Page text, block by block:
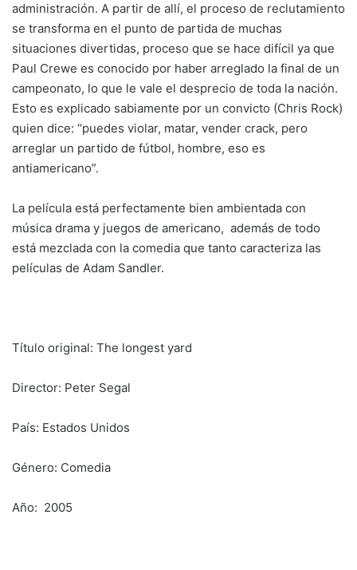
administración. A partir de allí, el proceso de reclutamiento
se transforma en el punto de partida de muchas
situaciones divertidas, proceso que se hace difícil ya que
Paul Crewe es conocido por haber arreglado la final de un
campeonato, lo que le vale el desprecio de toda la nación.
Esto es explicado sabiamente por un convicto (Chris Rock)
quien dice: “puedes violar, matar, vender crack, pero
arreglar un partido de fútbol, hombre, eso es
antiamericano”.
La película está perfectamente bien ambientada con
música drama y juegos de americano, además de todo
está mezclada con la comedia que tanto caracteriza las
películas de Adam Sandler.
Título original: The longest yard
Director: Peter Segal
País: Estados Unidos
Género: Comedia
Año: 2005